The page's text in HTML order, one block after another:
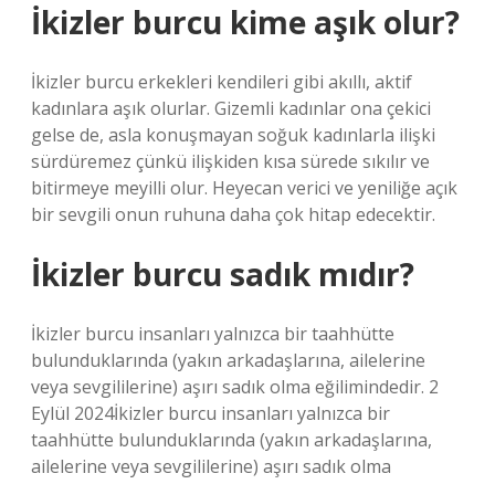
İkizler burcu kime aşık olur?
İkizler burcu erkekleri kendileri gibi akıllı, aktif
kadınlara aşık olurlar. Gizemli kadınlar ona çekici
gelse de, asla konuşmayan soğuk kadınlarla ilişki
sürdüremez çünkü ilişkiden kısa sürede sıkılır ve
bitirmeye meyilli olur. Heyecan verici ve yeniliğe açık
bir sevgili onun ruhuna daha çok hitap edecektir.
İkizler burcu sadık mıdır?
İkizler burcu insanları yalnızca bir taahhütte
bulunduklarında (yakın arkadaşlarına, ailelerine
veya sevgililerine) aşırı sadık olma eğilimindedir. 2
Eylül 2024İkizler burcu insanları yalnızca bir
taahhütte bulunduklarında (yakın arkadaşlarına,
ailelerine veya sevgililerine) aşırı sadık olma